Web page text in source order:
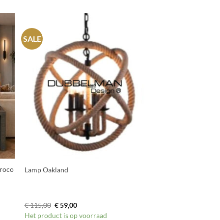
SALE
Lamp Oakland
€115,00 Oorspronkelijke
prijs
€59,00Huidige
Het product is op voorraad